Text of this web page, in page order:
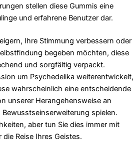
stellen diese Gummis eine
und erfahrene Benutzer dar.
Ihre Stimmung verbessern oder
begeben möchten, diese
und sorgfältig verpackt.
um Psychedelika weiterentwickelt,
wahrscheinlich eine entscheidende
unserer Herangehensweise an
spielen.
aber tun Sie dies immer mit
Reise Ihres Geistes.